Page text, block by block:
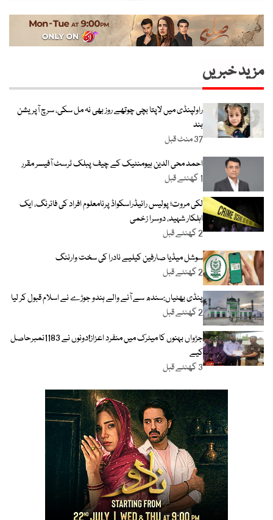
مزید خبریں
راولپنڈی میں لاپتا بچی چوتھے روز بھی نہ مل سکی، سرچ آپریشن
بند
37 منٹ قبل
احمد محی الدین ہیومنٹیک کے چیف پبلک ٹرسٹ آفیسر مقرر
1 گھنٹے قبل
لکی مروت؛ پولیس رائیڈراسکواڈ پرنامعلوم افراد کی فائرنگ، ایک
اہلکار شہید، دوسرا زخمی
2 گھنٹے قبل
سوشل میڈیا صارفین کیلیے نادرا کی سخت وارننگ
2 گھنٹے قبل
پنڈی بھٹیاں:سندھ سے آنے والے ہندو جوڑے نے اسلام قبول کر لیا
2 گھنٹے قبل
جڑواں بہنوں کا میٹرک میں منفرد اعزاز!دونوں نے 1183نمبرحاصل
کیے
3 گھنٹے قبل